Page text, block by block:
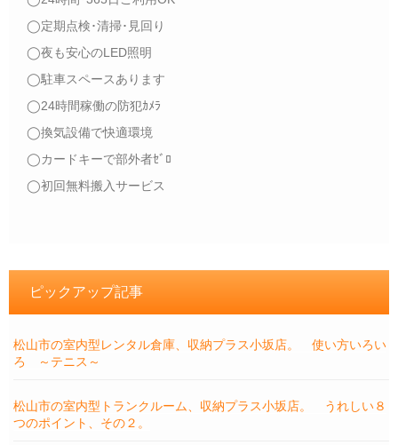
◯定期点検･清掃･見回り
◯夜も安心のLED照明
◯駐車スペースあります
◯24時間稼働の防犯ｶﾒﾗ
◯換気設備で快適環境
◯カードキーで部外者ｾﾞﾛ
◯初回無料搬入サービス
ピックアップ記事
松山市の室内型レンタル倉庫、収納プラス小坂店。 使い方いろい
ろ ～テニス～
松山市の室内型トランクルーム、収納プラス小坂店。 うれしい８
つのポイント、その２。